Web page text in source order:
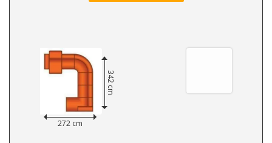
272 cm
342 cm